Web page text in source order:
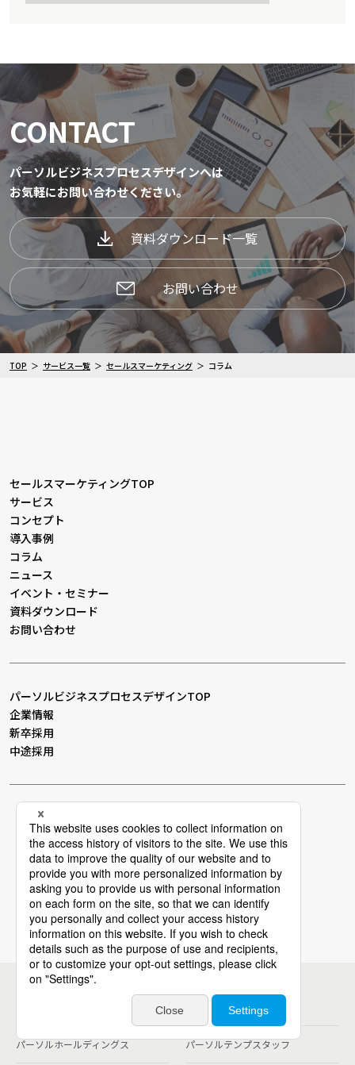
CONTACT
パーソルビジネスプロセスデザインへは
お気軽にお問い合わせください。
資料ダウンロード一覧
お問い合わせ
TOP サービス一覧 セールスマーケティング コラム
セールスマーケティングTOP
サービス
コンセプト
導入事例
コラム
ニュース
イベント・セミナー
資料ダウンロード
お問い合わせ
パーソルビジネスプロセスデザインTOP
企業情報
新卒採用
中途採用
個人情報保護方針 個人情報の取り扱いについて
情報セキュリティー基本方針 Cookieポリシー
電子広告 サイトマップ
パーソルホールディングス パーソルテンプスタッフ